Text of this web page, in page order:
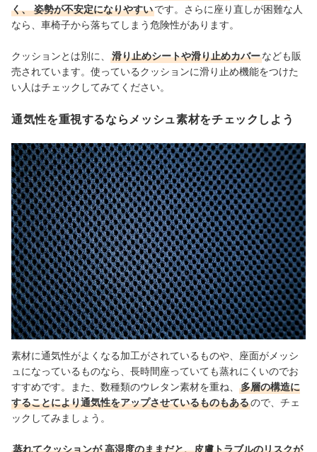
く、 姿勢が不安定になりやすいです。さらに座り直しが困難な人
なら、車椅子から落ちてしまう危険性があります。
クッションとは別に、 滑り止めシートや滑り止めカバーなども販
売されています。使っているクッションに滑り止め機能をつけた
い人はチェックしてみてください。
通気性を重視するならメッシュ素材をチェックしよう
素材に通気性がよくなる加工がされているものや、座面がメッシ
ュになっているものなら、長時間座っていても蒸れにくいのでお
すすめです。また、数種類のウレタン素材を重ね、
多層の構造に
することにより通気性をアップさせているものもあるので、チェ
ックしてみましょう。
蒸れてクッションが 高湿度のままだと、皮膚トラブルのリスクが